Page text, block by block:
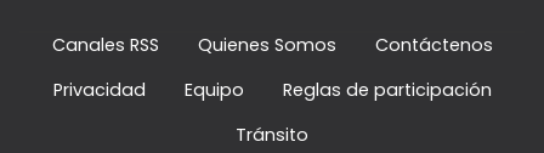
Canales RSS Quienes Somos
Contáctenos
Privacidad
Equipo
Reglas de participación
Tránsito